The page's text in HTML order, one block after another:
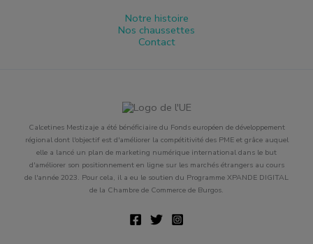
Notre histoire
Nos chaussettes
Contact
Calcetines Mestizaje a été bénéficiaire du Fonds européen de développement
régional dont l'objectif est d'améliorer la compétitivité des PME et grâce auquel
elle a lancé un plan de marketing numérique international dans le but
d'améliorer son positionnement en ligne sur les marchés étrangers au cours
de l'année 2023. Pour cela, il a eu le soutien du Programme XPANDE DIGITAL
de la Chambre de Commerce de Burgos.